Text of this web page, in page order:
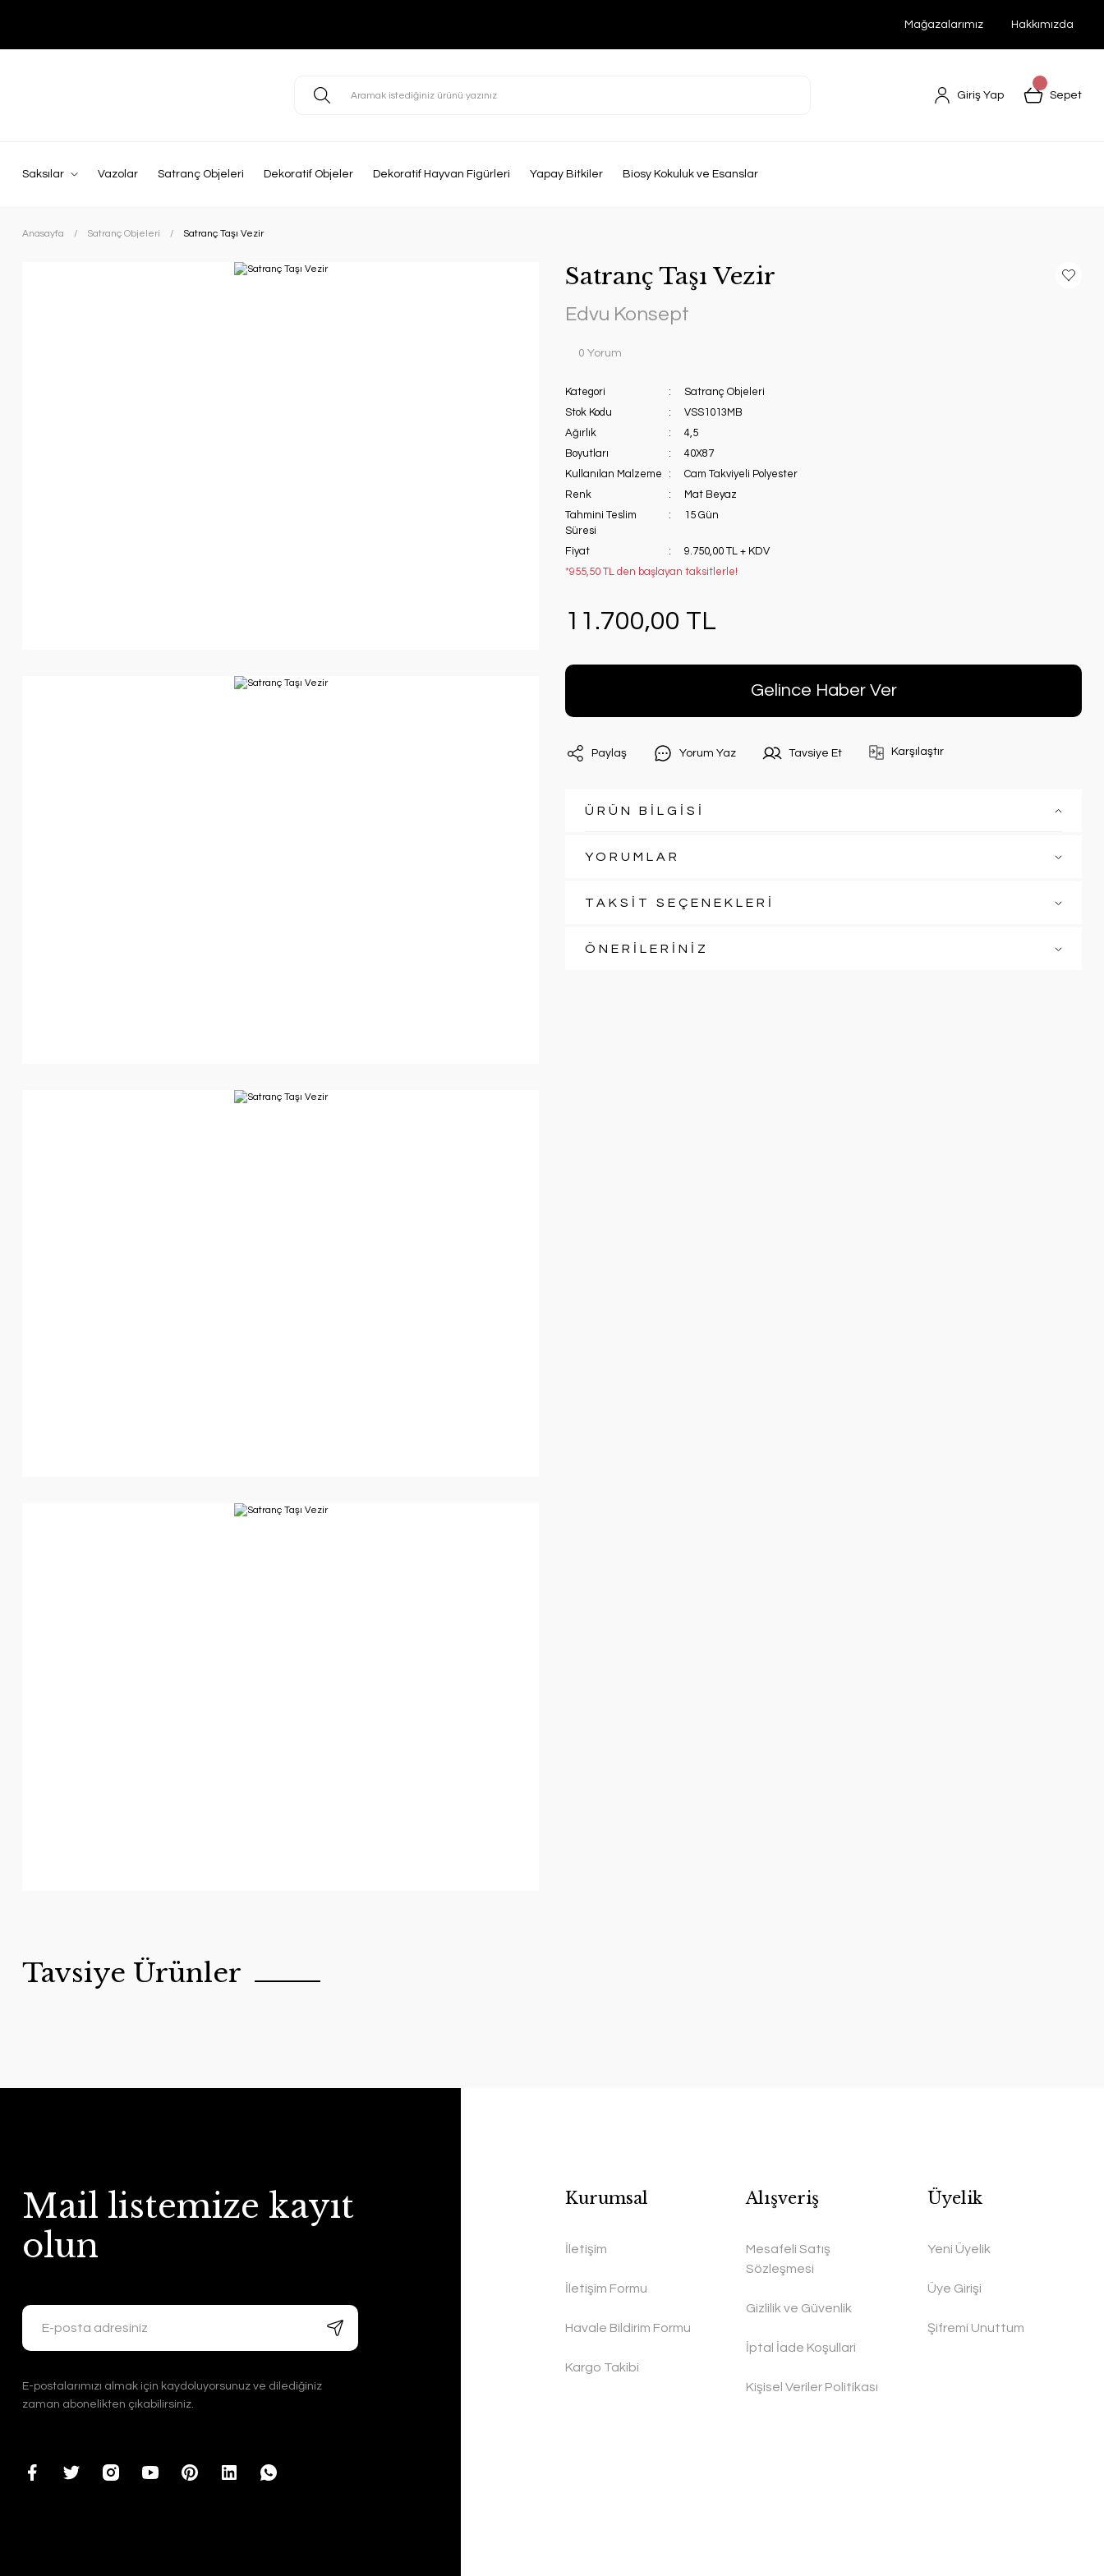
Mağazalarımız Hakkımızda
Giriş Yap Sepet
Saksılar Vazolar Satranç Objeleri Dekoratif Objeler Dekoratif Hayvan Figürleri Yapay Bitkiler Biosy Kokuluk ve Esanslar
Anasayfa Satranç Objeleri Satranç Taşı Vezir
Satranç Taşı Vezir
Edvu Konsept
0 Yorum
Kategori
Satranç Objeleri
Stok Kodu
VSS1013MB
Ağırlık
4,5
Boyutları
40X87
Kullanılan Malzeme
Cam Takviyeli Polyester
Renk
Mat Beyaz
Tahmini Teslim
Süresi
15 Gün
Fiyat
9.750,00 TL + KDV
*955,50 TL den başlayan taksitlerle!
11.700,00 TL
Gelince Haber Ver
Paylaş Yorum Yaz Tavsiye Et Karşılaştır
ÜRÜN BİLGİSİ
YORUMLAR
TAKSİT SEÇENEKLERİ
ÖNERİLERİNİZ
Tavsiye Ürünler
Edvu Konsept Edvu Konsept
Mail listemize kayıt
olun
E-postalarımızı almak için kaydoluyorsunuz ve dilediğiniz
zaman abonelikten çıkabilirsiniz.
Kurumsal
İletişim
İletişim Formu
Havale Bildirim Formu
Kargo Takibi
Alışveriş
Mesafeli Satış
Sözleşmesi
Gizlilik ve Güvenlik
İptal İade Koşullari
Kişisel Veriler Politikası
Üyelik
Yeni Üyelik
Üye Girişi
Şifremi Unuttum